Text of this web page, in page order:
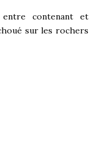
contenant et
sur les rochers